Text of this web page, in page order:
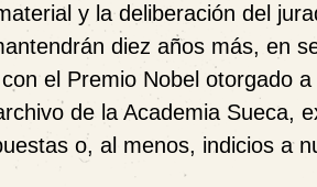
y la deliberación del
diez años más, en
el Premio Nobel otorgado
de la Academia Sueca,
o, al menos, indicios a